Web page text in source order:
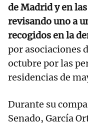
de Madrid y en
revisando uno a
recogidos en la
por asociaciones
octubre por las
residencias de
Durante su
Senado, García